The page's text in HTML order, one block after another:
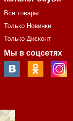
Все товары
Только Новинки
Только Дисконт
Мы в соцсетях